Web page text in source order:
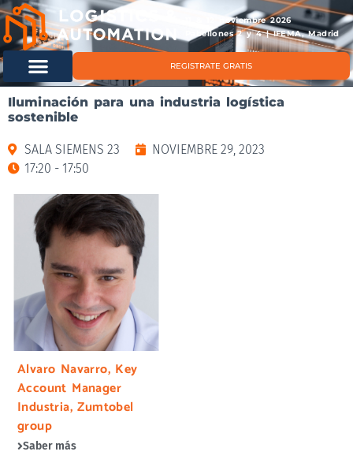
11 & 12 noviembre 2026
Pabellones 2 y 4 | IFEMA, Madrid
REGISTRATE GRATIS
Iluminación para una industria logística
sostenible
SALA SIEMENS 23
NOVIEMBRE 29, 2023
17:20 - 17:50
Alvaro Navarro, Key
Account Manager
Industria, Zumtobel
group
Saber más